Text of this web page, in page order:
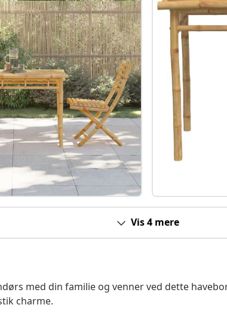
Vis 4 mere
med din familie og venner ved dette
charme.